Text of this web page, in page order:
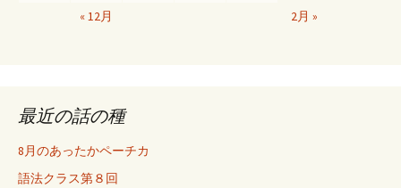
« 12月 2月 »
最近の話の種
8月のあったかペーチカ
語法クラス第８回